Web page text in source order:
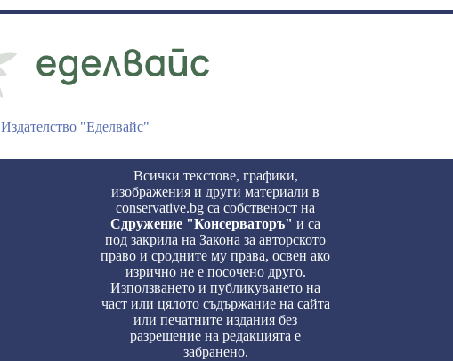
Издателство "Еделвайс"
Всички текстове, графики,
изображения и други материали в
conservative.bg са собственост на
Сдружение "Консерваторъ" и са
под закрила на Закона за авторското
право и сродните му права, освен ако
изрично не е посочено друго.
Използването и публикуването на
част или цялото съдържание на сайта
или печатните издания без
разрешение на редакцията е
забранено.